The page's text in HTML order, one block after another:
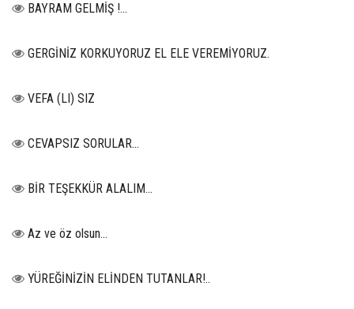
BAYRAM GELMİŞ !...
GERGİNİZ KORKUYORUZ EL ELE VEREMİYORUZ.
VEFA (LI) SIZ
CEVAPSIZ SORULAR…
BİR TEŞEKKÜR ALALIM...
Az ve öz olsun…
YÜREĞİNİZİN ELİNDEN TUTANLAR!..